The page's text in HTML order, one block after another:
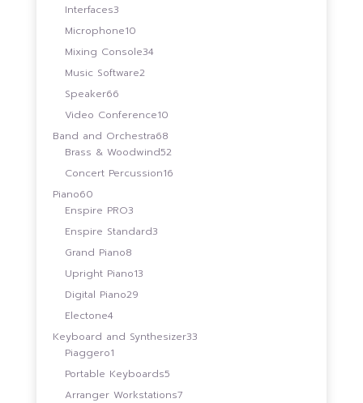
Interfaces33
สินค้า
Microphone1010
สินค้า
Mixing Console3434
Music Software22
Speaker6666
สินค้า
Video Conference1010
สินค้า
Band and Orchestra6868
สินค้า
Brass & Woodwind5252
สินค้า
Concert Percussion1616
Piano6060
สินค้า
Enspire PRO33
สินค้า
Enspire Standard33
Grand Piano88
สินค้า
Upright Piano1313
Digital Piano2929
Electone44
สินค้า
Keyboard and Synthesizer3333
Piaggero11
สินค้า
Portable Keyboards55
สินค้า
Arranger Workstations77